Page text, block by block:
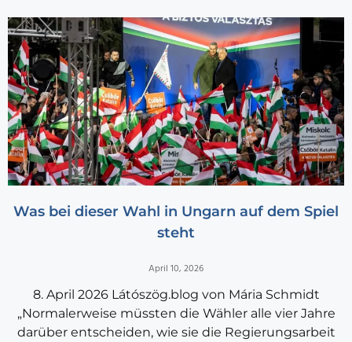
Was bei dieser Wahl in Ungarn auf dem Spiel
steht
April 10, 2026
8. April 2026 Látószög.blog von Mária Schmidt
„Normalerweise müssten die Wähler alle vier Jahre
darüber entscheiden, wie sie die Regierungsarbeit